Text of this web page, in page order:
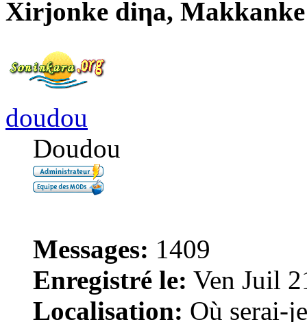
Xirjonke diηa,
doudou
Doudou
Messages: 1409
Enregistré le: Ven Juil
Localisation: Où serai-